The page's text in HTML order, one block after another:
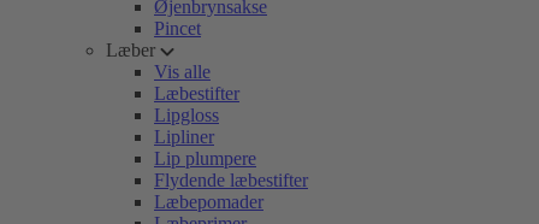
Øjenbrynsakse
Pincet
Læber
Vis alle
Læbestifter
Lipgloss
Lipliner
Lip plumpere
Flydende læbestifter
Læbepomader